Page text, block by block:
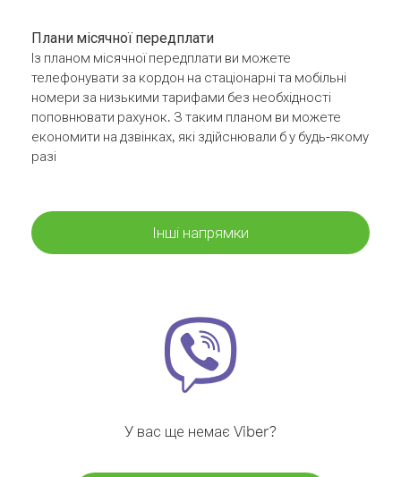
Плани місячної передплати
Із планом місячної передплати ви можете
телефонувати за кордон на стаціонарні та мобільні
номери за низькими тарифами без необхідності
поповнювати рахунок. З таким планом ви можете
економити на дзвінках, які здійснювали б у будь-якому
разі
Інші напрямки
У вас ще немає Viber?